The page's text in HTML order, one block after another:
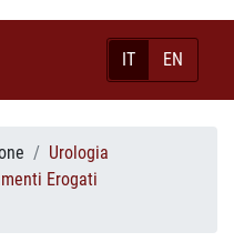
IT EN
Urologia
Erogati